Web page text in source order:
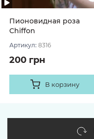
Пионовидная роза
Chiffon
Артикул: 8316
200 грн
В корзину